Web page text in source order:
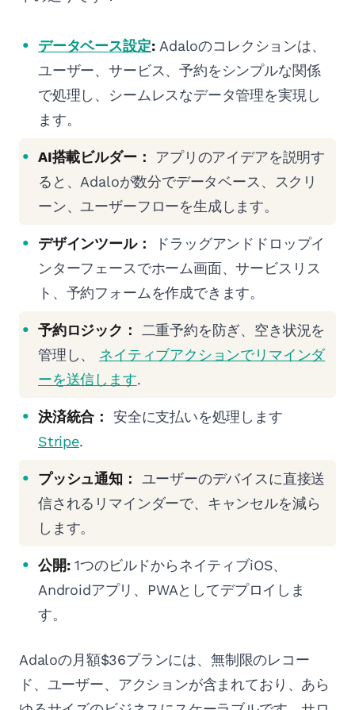
データベース設定:Adaloのコレクションは、
ユーザー、サービス、予約をシンプルな関係
で処理し、シームレスなデータ管理を実現し
ます。
AI搭載ビルダー：
アプリのアイデアを説明す
ると、Adaloが数分でデータベース、スクリ
ーン、ユーザーフローを生成します。
デザインツール：
ドラッグアンドドロップイ
ンターフェースでホーム画面、サービスリス
ト、予約フォームを作成できます。
予約ロジック：
二重予約を防ぎ、空き状況を
管理し、 ネイティブアクションでリマインダ
ーを送信します.
決済統合：
安全に支払いを処理します
Stripe.
プッシュ通知：
ユーザーのデバイスに直接送
信されるリマインダーで、キャンセルを減ら
します。
公開:1つのビルドからネイティブiOS、
Androidアプリ、PWAとしてデプロイしま
す。
Adaloの月額$36プランには、無制限のレコー
ド、ユーザー、アクションが含まれており、あら